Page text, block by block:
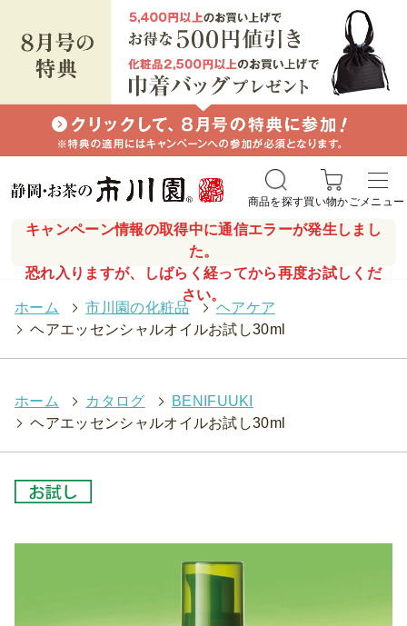
キャンペーン情報の取得中に通信エラーが発生しまし
た。
恐れ入りますが、しばらく経ってから再度お試しくだ
さい。
商品を探す買い物かごメニュー
ホーム > 市川園の化粧品 > ヘアケア
> ヘアエッセンシャルオイルお試し30ml
ホーム > カタログ >
BENIFUUKI
> ヘアエッセンシャルオイルお試し30ml